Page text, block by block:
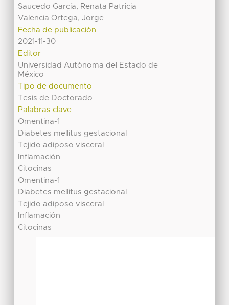
Saucedo García, Renata Patricia
Valencia Ortega, Jorge
Fecha de publicación
2021-11-30
Editor
Universidad Autónoma del Estado de
México
Tipo de documento
Tesis de Doctorado
Palabras clave
Omentina-1
Diabetes mellitus gestacional
Tejido adiposo visceral
Inflamación
Citocinas
Omentina-1
Diabetes mellitus gestacional
Tejido adiposo visceral
Inflamación
Citocinas